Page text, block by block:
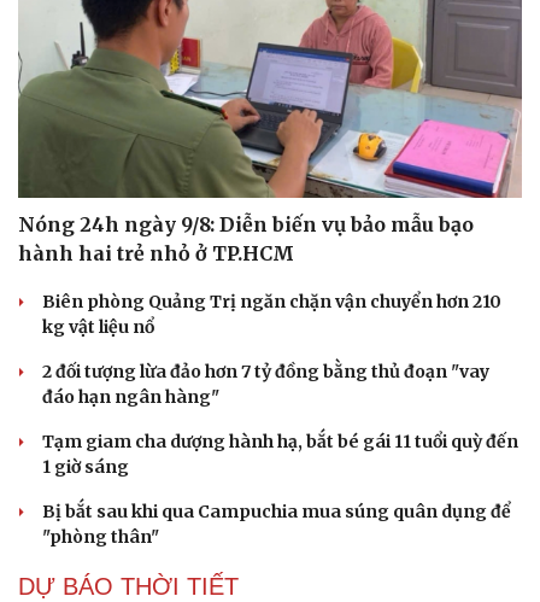
Du lịch
Săn Tour
check-in
Podcast
Đọc truyện đêm khuya
Hạt giống tâm hồn
Nóng 24h ngày 9/8: Diễn biến vụ bảo mẫu bạo
hành hai trẻ nhỏ ở TP.HCM
Biên phòng Quảng Trị ngăn chặn vận chuyển hơn 210
kg vật liệu nổ
2 đối tượng lừa đảo hơn 7 tỷ đồng bằng thủ đoạn "vay
đáo hạn ngân hàng"
Tạm giam cha dượng hành hạ, bắt bé gái 11 tuổi quỳ đến
1 giờ sáng
Bị bắt sau khi qua Campuchia mua súng quân dụng để
"phòng thân"
DỰ BÁO THỜI TIẾT